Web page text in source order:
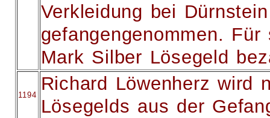
Verkleidung bei
gefangengenommen.
Mark Silber Lösegeld
1194
Richard Löwenherz wird
Lösegelds aus der